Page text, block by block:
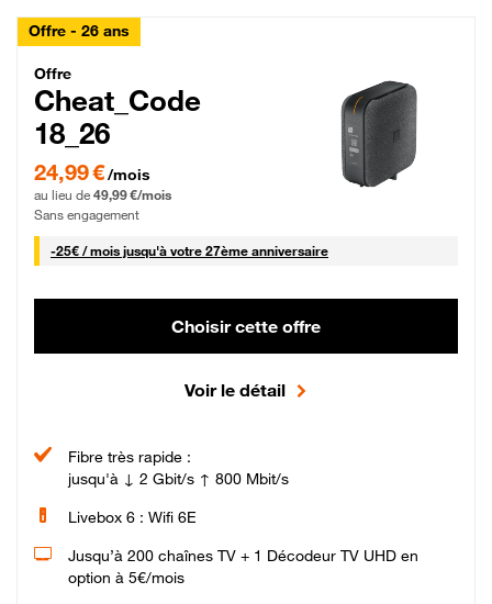
Offre - 26 ans
Cheat_Code Fibre_18_26
Offre
Cheat_Code
18_26
24,99 € par mois pendant 0 mois puis 49,99 € par mois, Sans engagement
24,99 €/mois
au lieu de 49,99 €/mois
Sans engagement
-25€ / mois25 € par mois
jusqu'à votre 27ème anniversaire
Choisir cette offre
Voir le détail
Fibre très rapide :
jusqu'à ↓ 2 Gbit/s ↑ 800 Mbit/s
Livebox 6 : Wifi 6E
Jusqu’à 200 chaînes TV + 1 Décodeur TV UHD en
option à 5€/mois